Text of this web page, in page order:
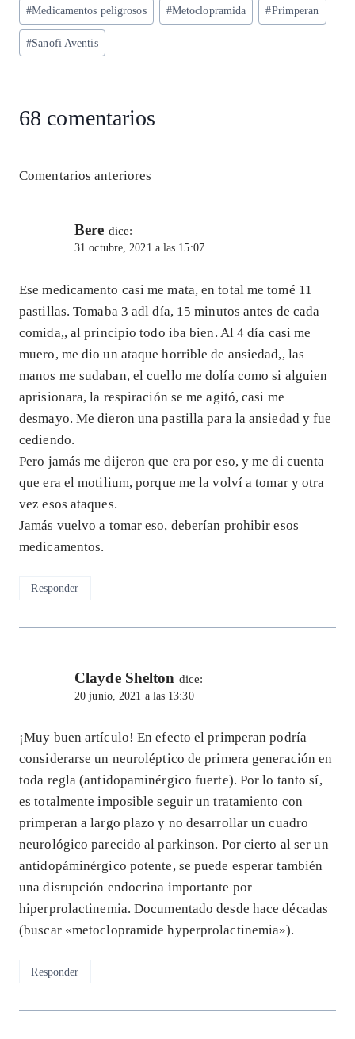
#Medicamentos peligrosos #Metoclopramida #Primperan
#Sanofi Aventis
68 comentarios
Navegación
comentarios
Comentarios anteriores
Bere dice:
31 octubre, 2021 a las 15:07
Ese medicamento casi me mata, en total me tomé 11
pastillas. Tomaba 3 adl día, 15 minutos antes de cada
comida,, al principio todo iba bien. Al 4 día casi me
muero, me dio un ataque horrible de ansiedad,, las
manos me sudaban, el cuello me dolía como si alguien
aprisionara, la respiración se me agitó, casi me
desmayo. Me dieron una pastilla para la ansiedad y fue
cediendo.
Pero jamás me dijeron que era por eso, y me di cuenta
que era el motilium, porque me la volví a tomar y otra
vez esos ataques.
Jamás vuelvo a tomar eso, deberían prohibir esos
medicamentos.
Responder
Clayde Shelton dice:
20 junio, 2021 a las 13:30
¡Muy buen artículo! En efecto el primperan podría
considerarse un neuroléptico de primera generación en
toda regla (antidopaminérgico fuerte). Por lo tanto sí,
es totalmente imposible seguir un tratamiento con
primperan a largo plazo y no desarrollar un cuadro
neurológico parecido al parkinson. Por cierto al ser un
antidopáminérgico potente, se puede esperar también
una disrupción endocrina importante por
hiperprolactinemia. Documentado desde hace décadas
(buscar «metoclopramide hyperprolactinemia»).
Responder